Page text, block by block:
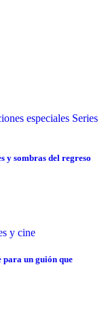
especiales Series
y sombras del regreso
y cine
un guión que